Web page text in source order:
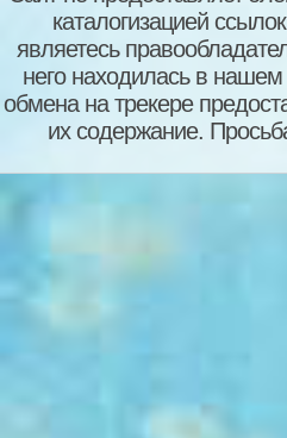
каталогизацией
являетесь
него находилась в
обмена на трекере
их содержание.